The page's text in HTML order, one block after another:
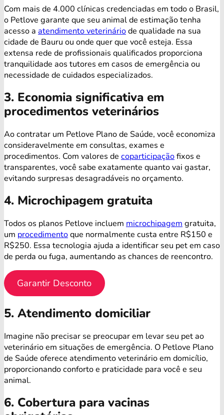
Com mais de 4.000 clínicas credenciadas em todo o Brasil,
o Petlove garante que seu animal de estimação tenha
acesso a atendimento veterináriode qualidade na sua
cidade de Bauru ou onde quer que você esteja. Essa
extensa rede de profissionais qualificados proporciona
tranquilidade aos tutores em casos de emergência ou
necessidade de cuidados especializados.
3. Economia significativa em
procedimentos veterinários
Ao contratar um Petlove Plano de Saúde, você economiza
consideravelmente em consultas, exames e
procedimentos. Com valores de coparticipaçãofixos e
transparentes, você sabe exatamente quanto vai gastar,
evitando surpresas desagradáveis no orçamento.
4. Microchipagem gratuita
Todos os planos Petlove incluem microchipagem gratuita,
um procedimentoque normalmente custa entre R$150 e
R$250. Essa tecnologia ajuda a identificar seu pet em caso
de perda ou fuga, aumentando as chances de reencontro.
Garantir Desconto
5. Atendimento domiciliar
Imagine não precisar se preocupar em levar seu pet ao
veterinário em situações de emergência. O Petlove Plano
de Saúde oferece atendimento veterinário em domicílio,
proporcionando conforto e praticidade para você e seu
animal.
6. Cobertura para vacinas